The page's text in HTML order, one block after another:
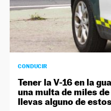
CONDUCIR
Tener la V-16 en la
una multa de miles
llevas alguno de